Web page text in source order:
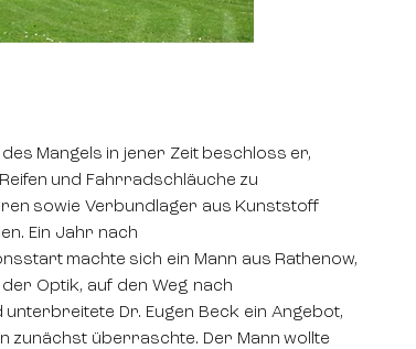
Mangels in jener Zeit beschloss er,
und Fahrradschläuche zu
sowie Verbundlager aus Kunststoff
Ein Jahr nach
machte sich ein Mann aus Rathenow,
Optik, auf den Weg nach
unterbreitete Dr. Eugen Beck ein Angebot,
zunächst überraschte. Der Mann wollte